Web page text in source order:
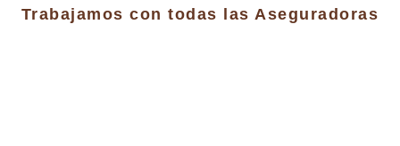
Trabajamos con todas las Aseguradoras